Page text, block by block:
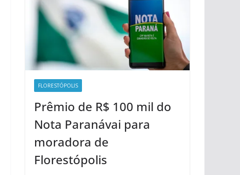
FLORESTÓPOLIS
Prêmio de R$ 100 mil do
Nota Paranávai para
moradora de
Florestópolis